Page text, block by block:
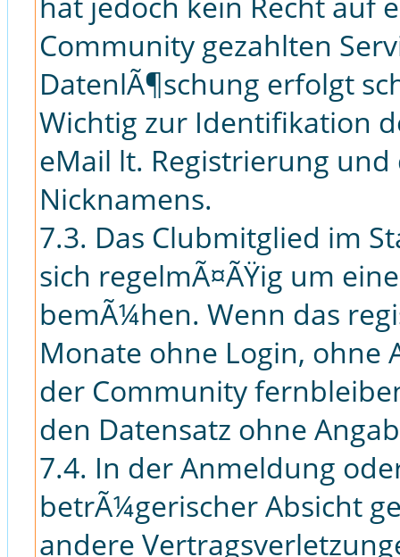
Community gezahlten
DatenlÃ¶schung erfolgt
Wichtig zur Identifikation
eMail lt. Registrierung
Nicknamens.
7.3. Das Clubmitglied im
sich regelmÃ¤ÃŸig um
bemÃ¼hen. Wenn das
Monate ohne Login, ohne
der Community
den Datensatz ohne
7.4. In der Anmeldung
betrÃ¼gerischer Absicht
andere